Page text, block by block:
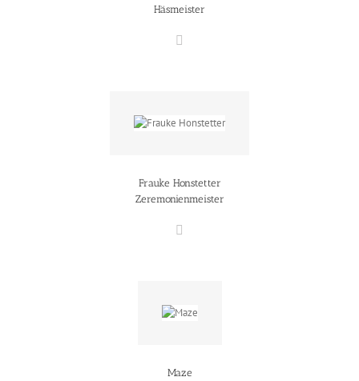
Häsmeister
Frauke Honstetter
Zeremonienmeister
Maze